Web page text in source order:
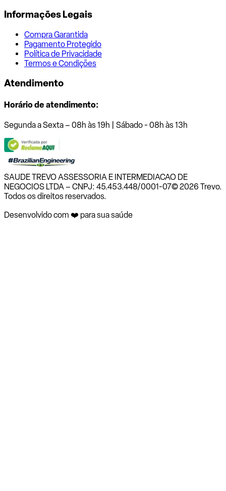
Informações Legais
Compra Garantida
Pagamento Protegido
Política de Privacidade
Termos e Condições
Atendimento
Horário de atendimento:
Segunda a Sexta – 08h às 19h | Sábado - 08h às 13h
SAUDE TREVO ASSESSORIA E INTERMEDIACAO DE
NEGOCIOS LTDA – CNPJ: 45.453.448/0001-07© 2026 Trevo.
Todos os direitos reservados.
Desenvolvido com ❤️ para sua saúde